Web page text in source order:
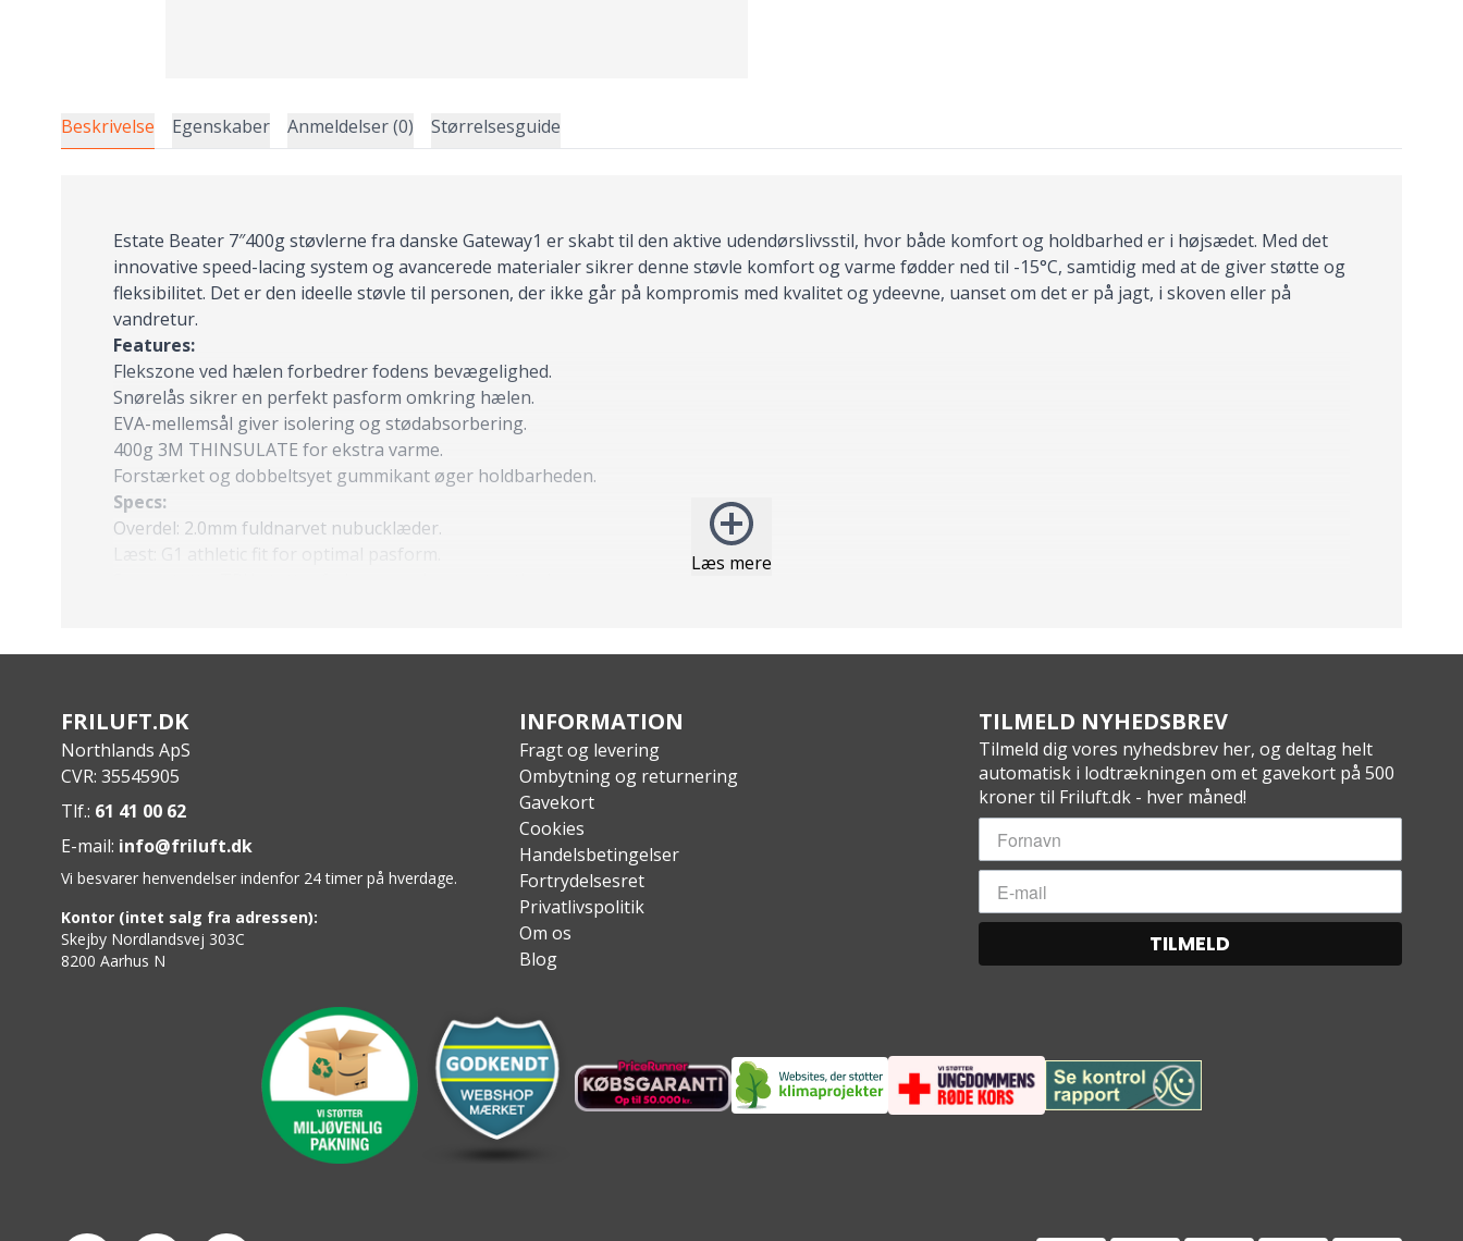
Beskrivelse Egenskaber Anmeldelser (0) Størrelsesguide
Læs mere
Estate Beater 7″400g støvlerne fra danske Gateway1 er skabt til den aktive udendørslivsstil, hvor både komfort og holdbarhed er i højsædet. Med det
innovative speed-lacing system og avancerede materialer sikrer denne støvle komfort og varme fødder ned til -15°C, samtidig med at de giver støtte og
fleksibilitet. Det er den ideelle støvle til personen, der ikke går på kompromis med kvalitet og ydeevne, uanset om det er på jagt, i skoven eller på
vandretur.
Features:
Flekszone ved hælen forbedrer fodens bevægelighed.
Snørelås sikrer en perfekt pasform omkring hælen.
EVA-mellemsål giver isolering og stødabsorbering.
400g 3M THINSULATE for ekstra varme.
Forstærket og dobbeltsyet gummikant øger holdbarheden.
Specs:
Overdel: 2.0mm fuldnarvet nubucklæder.
Læst: G1 athletic fit for optimal pasform.
Membran: SympaTex 100% vandtæt.
FRILUFT.DK
Northlands ApS
CVR: 35545905
Tlf.: 61 41 00 62
E-mail: info@friluft.dk
Vi besvarer henvendelser indenfor 24 timer på hverdage.
Kontor (intet salg fra adressen):
Skejby Nordlandsvej 303C
8200 Aarhus N
INFORMATION
Fragt og levering
Ombytning og returnering
Gavekort
Cookies
Handelsbetingelser
Fortrydelsesret
Privatlivspolitik
Om os
Blog
TILMELD NYHEDSBREV
Tilmeld dig vores nyhedsbrev her, og deltag helt
automatisk i lodtrækningen om et gavekort på 500
kroner til Friluft.dk - hver måned!
TILMELD